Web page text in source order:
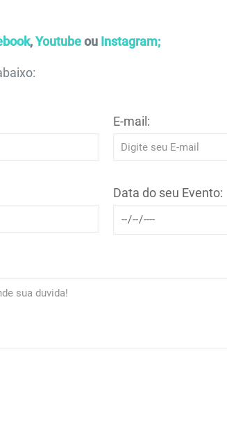
,Youtubeou Instagram;
E-mail:
Data do seu Evento: